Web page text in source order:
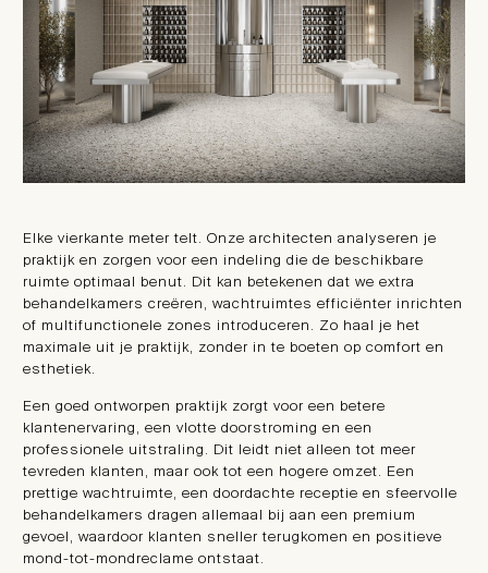
Elke vierkante meter telt. Onze architecten analyseren je
praktijk en zorgen voor een indeling die de beschikbare
ruimte optimaal benut. Dit kan betekenen dat we extra
behandelkamers creëren, wachtruimtes efficiënter inrichten
of multifunctionele zones introduceren. Zo haal je het
maximale uit je praktijk, zonder in te boeten op comfort en
esthetiek.
Een goed ontworpen praktijk zorgt voor een betere
klantenervaring, een vlotte doorstroming en een
professionele uitstraling. Dit leidt niet alleen tot meer
tevreden klanten, maar ook tot een hogere omzet. Een
prettige wachtruimte, een doordachte receptie en sfeervolle
behandelkamers dragen allemaal bij aan een premium
gevoel, waardoor klanten sneller terugkomen en positieve
mond-tot-mondreclame ontstaat.